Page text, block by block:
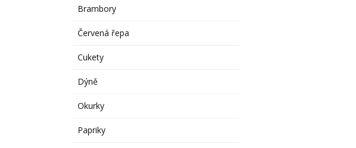
Brambory
Červená řepa
Cukety
Dýně
Okurky
Papriky